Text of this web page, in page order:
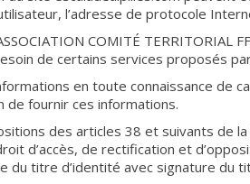
l’adresse de protocole
COMITÉ
de certains services proposés
en toute connaissance de
de fournir ces informations.
des articles 38 et suivants de
d’accès, de rectification et
du titre d’identité avec signature